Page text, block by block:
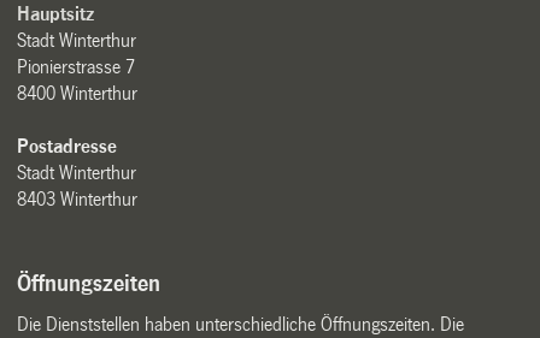
Hauptsitz
Stadt Winterthur
Pionierstrasse 7
8400 Winterthur
Postadresse
Stadt Winterthur
8403 Winterthur
Öffnungszeiten
Die Dienststellen haben unterschiedliche Öffnungszeiten. Die